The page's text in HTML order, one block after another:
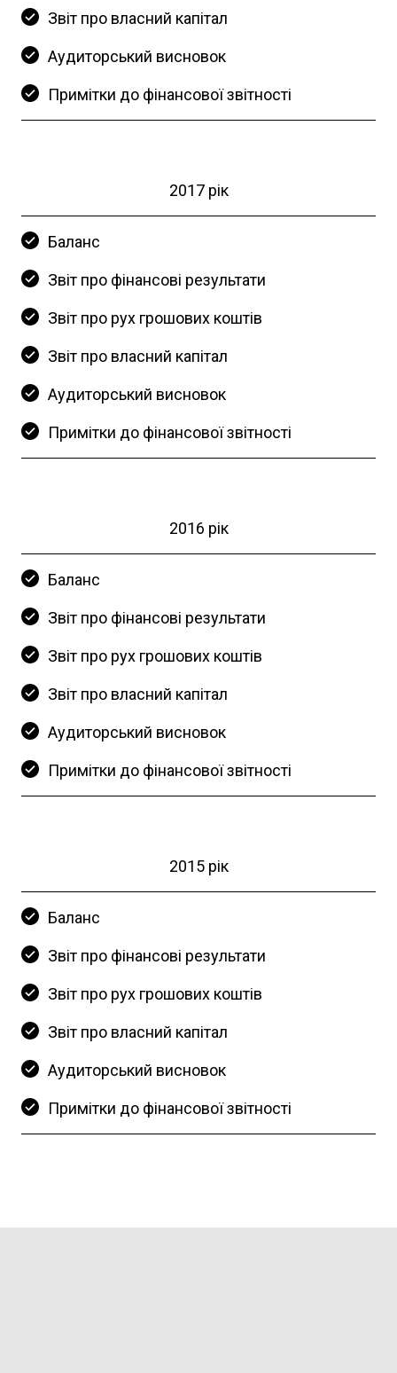
Звіт про власний капітал
Аудиторський висновок
Примітки до фінансової звітності
2017 рік
Баланс
Звіт про фінансові результати
Звіт про рух грошових коштів
Звіт про власний капітал
Аудиторський висновок
Примітки до фінансової звітності
2016 рік
Баланс
Звіт про фінансові результати
Звіт про рух грошових коштів
Звіт про власний капітал
Аудиторський висновок
Примітки до фінансової звітності
2015 рік
Баланс
Звіт про фінансові результати
Звіт про рух грошових коштів
Звіт про власний капітал
Аудиторський висновок
Примітки до фінансової звітності